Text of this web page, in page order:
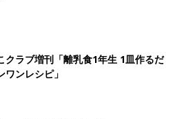
クラブ増刊「離乳食1年生 1皿作るだ
ン​レシピ」